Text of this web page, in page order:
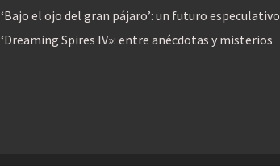
‘Bajo el ojo del gran pájaro’: un futuro especulativo
‘Dreaming Spires IV»: entre anécdotas y misterios